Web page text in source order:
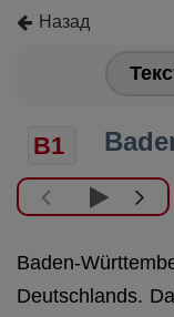
Назад
B1
Baden-
Deutschlands.